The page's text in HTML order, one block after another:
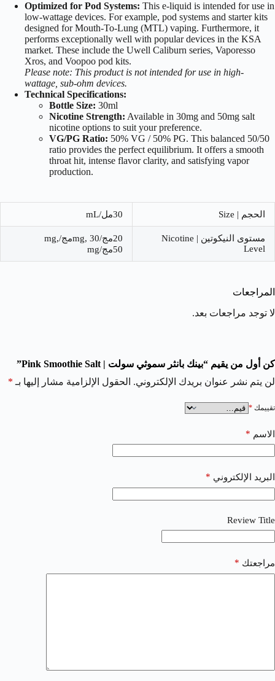
Optimized for Pod Systems: This e-liquid is intended for use in
low-wattage devices. For example, pod systems and starter kits
designed for Mouth-To-Lung (MTL) vaping. Furthermore, it
performs exceptionally well with popular devices in the KSA
market. These include the Uwell Caliburn series, Vaporesso
Xros, and Voopoo pod kits.
Please note: This product is not intended for use in high-
wattage, sub-ohm devices.
Technical Specifications:
Bottle Size: 30ml
Nicotine Strength: Available in 30mg and 50mg salt
nicotine options to suit your preference.
VG/PG Ratio: 50% VG / 50% PG. This balanced 50/50
ratio provides the perfect equilibrium. It offers a smooth
throat hit, intense flavor clarity, and satisfying vapor
production.
الحجم | Size 30مل/mL
مستوى النيكوتين | Nicotine
Level
20مج/mg, 30مج/mg,
50مج/mg
المراجعات
لا توجد مراجعات بعد.
كن أول من يقيم “بينك بانثر سموثي سولت | Pink Smoothie Salt”
لن يتم نشر عنوان بريدك الإلكتروني. الحقول الإلزامية مشار إليها بـ *
تقييمك *
الاسم *
البريد الإلكتروني *
Review Title
مراجعتك *